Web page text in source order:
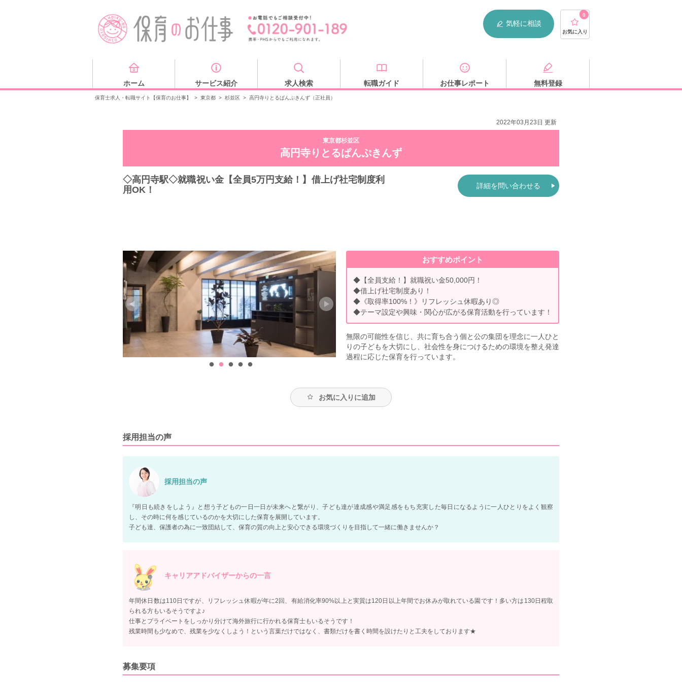
気軽に相談
0
お気に入り
ホーム サービス紹介 求人検索 転職ガイド お仕事レポート 無料登録
保育士求人・転職サイト【保育のお仕事】 > 東京都 > 杉並区 > 高円寺りとるぱんぷきんず（正社員）
2022年03月23日 更新
東京都杉並区
高円寺りとるぱんぷきんず
◇高円寺駅◇就職祝い金【全員5万円支給！】借上げ社宅制度利
用OK！
詳細を問い合わせる
おすすめポイント
◆【全員支給！】就職祝い金50,000円！
◆借上げ社宅制度あり！
◆《取得率100%！》リフレッシュ休暇あり◎
◆テーマ設定や興味・関心が広がる保育活動を行っています！
無限の可能性を信じ、共に育ち合う個と公の集団を理念に一人ひと
りの子どもを大切にし、社会性を身につけるための環境を整え発達
過程に応じた保育を行っています。
お気に入りに追加
採用担当の声
採用担当の声
『明日も続きをしよう』と想う子どもの一日一日が未来へと繋がり、子ども達が達成感や満足感をもち充実した毎日になるように一人ひとりをよく観察
し、その時に何を感じているのかを大切にした保育を展開しています。
子ども達、保護者の為に一致団結して、保育の質の向上と安心できる環境づくりを目指して一緒に働きませんか？
キャリアアドバイザーからの一言
年間休日数は110日ですが、リフレッシュ休暇が年に2回、有給消化率90%以上と実質は120日以上年間でお休みが取れている園です！多い方は130日程取
られる方もいるそうですよ♪
仕事とプライベートをしっかり分けて海外旅行に行かれる保育士もいるそうです！
残業時間も少なめで、残業を少なくしよう！という言葉だけではなく、書類だけを書く時間を設けたりと工夫をしております★
募集要項